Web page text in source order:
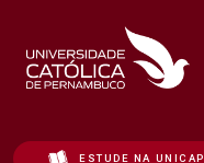
ESTUDE NA UNICAP